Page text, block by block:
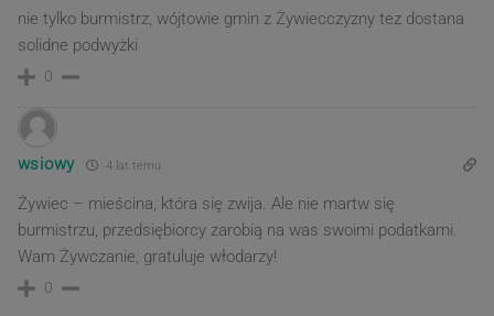
nie tylko burmistrz, wójtowie gmin z Żywiecczyzny tez dostana
solidne podwyżki
0
wsiowy 4 lat temu
Żywiec – mieścina, która się zwija. Ale nie martw się
burmistrzu, przedsiębiorcy zarobią na was swoimi podatkami.
Wam Żywczanie, gratuluje włodarzy!
0